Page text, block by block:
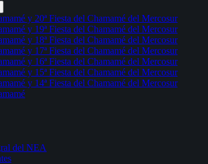
y 20ª Fiesta del Chamamé del Mercosur
y 19ª Fiesta del Chamamé del Mercosur
y 18ª Fiesta del Chamamé del Mercosur
y 17ª Fiesta del Chamamé del Mercosur
y 16ª Fiesta del Chamamé del Mercosur
y 15ª Fiesta del Chamamé del Mercosur
y 14ª Fiesta del Chamamé del Mercosur
del NEA